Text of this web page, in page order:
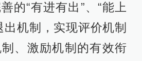
的“有进有出”、“能上
出机制，实现评价机制
、激励机制的有效衔